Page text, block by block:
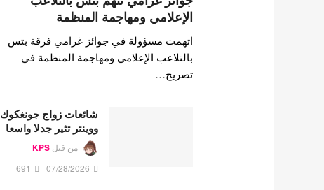
الإعلامي ومهاجمة المنظمة
اتهمت مسؤولة في جوائز غرامي فرقة بتس
بالتلاعب الإعلامي ومهاجمة المنظمة في
تصريح…
شائعات زواج جونغكوك
ووينتر تثير جدلا واسعا
من قبل KPS
07/28/2026
691